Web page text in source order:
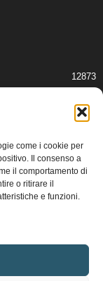
come i cookie per
Il consenso a
il comportamento di
o ritirare il
e funzioni.
12873
2412